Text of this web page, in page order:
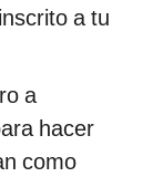
a tu
a
hacer
como